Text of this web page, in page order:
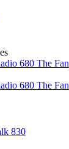
680 The Fan
680 The Fan
830